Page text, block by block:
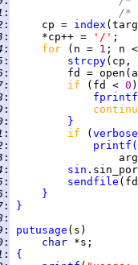
:
/*
:
     cp =
index
:
     *cp++ =
'/'
: for (n = 1 ; n
: strcpy(cp,
:
: if (fd < 0
:
fprintf
:
:
}
: if ( verbose
: printf (
:
: sin
: sendfile
:
}
:
}
:
: putusage
: char
:
{